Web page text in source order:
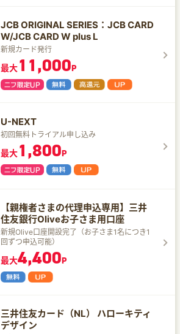
JCB ORIGINAL SERIES：JCB CARD
W/JCB CARD W plus L
新規カード発行
最大11,000P
U-NEXT
初回無料トライアル申し込み
最大1,800P
【親権者さまの代理申込専用】三井
住友銀行Oliveお子さま用口座
新規Olive口座開設完了（お子さま1名につき1
回ずつ申込可能）
最大4,400P
三井住友カード（NL） ハローキティ
デザイン